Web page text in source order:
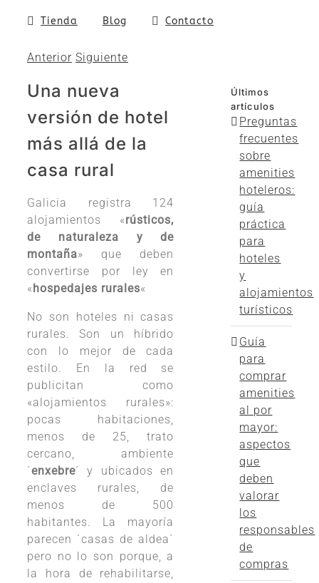
Tienda Blog Contacto
Anterior Siguiente
Una nueva
versión de hotel
más allá de la
casa rural
Galicia registra 124
alojamientos «rústicos,
de naturaleza y de
montaña» que deben
convertirse por ley en
« hospedajes rurales«
No son hoteles ni casas
rurales. Son un híbrido
con lo mejor de cada
estilo. En la red se
publicitan como
«alojamientos rurales»:
pocas habitaciones,
menos de 25, trato
cercano, ambiente
´enxebre´ y ubicados en
enclaves rurales, de
menos de 500
habitantes. La mayoría
parecen ´casas de aldea´
pero no lo son porque, a
la hora de rehabilitarse,
Últimos
artículos
Preguntas
frecuentes
sobre
amenities
hoteleros:
guía
práctica
para
hoteles
y
alojamientos
turísticos
Guía
para
comprar
amenities
al por
mayor:
aspectos
que
deben
valorar
los
responsables
de
compras